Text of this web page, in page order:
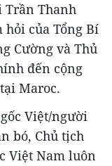
Trần Thanh
của Tổng Bí
Cường và Thủ
đến cộng
Maroc.
Việt/người
bó, Chủ tịch
Việt Nam luôn